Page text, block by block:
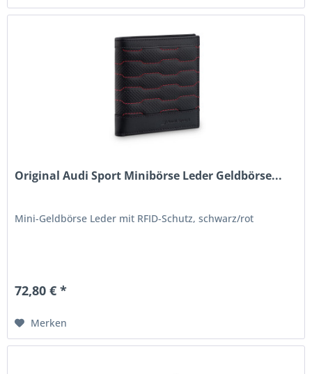
Original Audi Sport Minibörse Leder Geldbörse...
Mini-Geldbörse Leder mit RFID-Schutz, schwarz/rot
72,80 € *
Merken